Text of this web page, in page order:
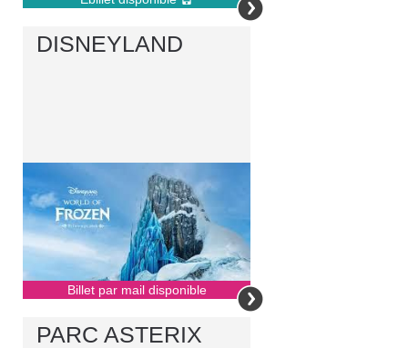
Billet par mail disponible
DISNEYLAND
PARC ASTERIX